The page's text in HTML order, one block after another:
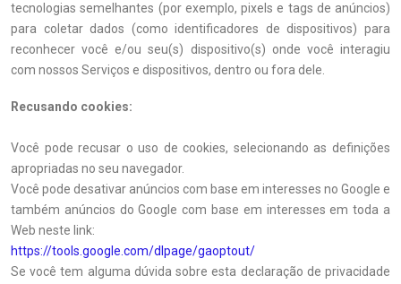
tecnologias semelhantes (por exemplo, pixels e tags de anúncios)
para coletar dados (como identificadores de dispositivos) para
reconhecer você e/ou seu(s) dispositivo(s) onde você interagiu
com nossos Serviços e dispositivos, dentro ou fora dele.
Recusando cookies:
Você pode recusar o uso de cookies, selecionando as definições
apropriadas no seu navegador.
Você pode desativar anúncios com base em interesses no Google e
também anúncios do Google com base em interesses em toda a
Web neste link:
https://tools.google.com/dlpage/gaoptout/
Se você tem alguma dúvida sobre esta declaração de privacidade